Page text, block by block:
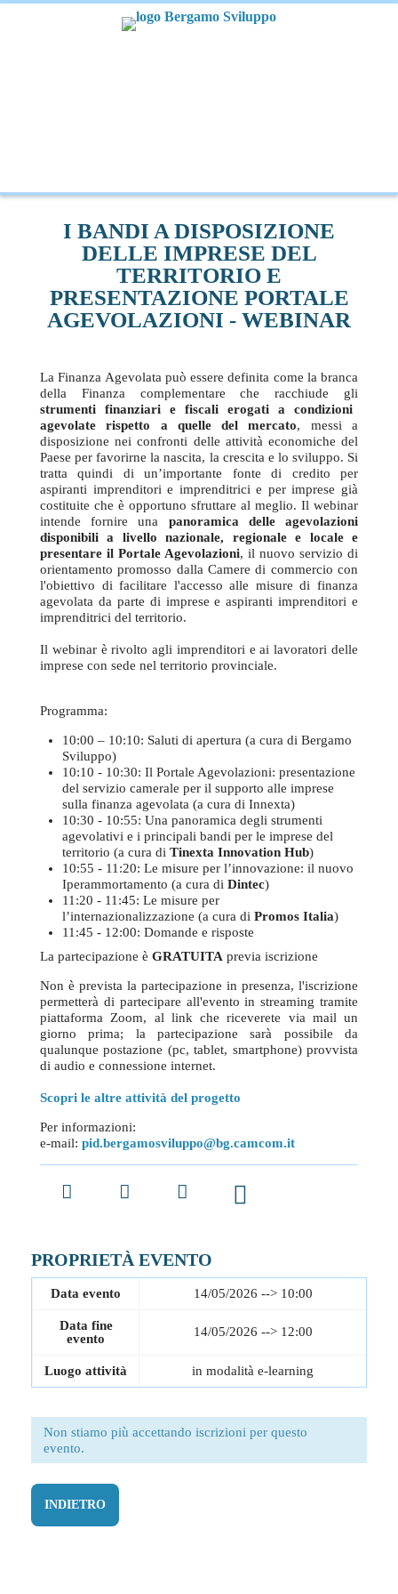
I BANDI A DISPOSIZIONE
DELLE IMPRESE DEL
TERRITORIO E
PRESENTAZIONE PORTALE
AGEVOLAZIONI - WEBINAR
La Finanza Agevolata può essere definita come la branca
della Finanza complementare che racchiude gli
strumenti finanziari e fiscali erogati a condizioni
agevolate rispetto a quelle del mercato, messi a
disposizione nei confronti delle attività economiche del
Paese per favorirne la nascita, la crescita e lo sviluppo. Si
tratta quindi di un’importante fonte di credito per
aspiranti imprenditori e imprenditrici e per imprese già
costituite che è opportuno sfruttare al meglio. Il webinar
intende fornire una panoramica delle agevolazioni
disponibili a livello nazionale, regionale e locale e
presentare il Portale Agevolazioni, il nuovo servizio di
orientamento promosso dalla Camere di commercio con
l'obiettivo di facilitare l'accesso alle misure di finanza
agevolata da parte di imprese e aspiranti imprenditori e
imprenditrici del territorio.
Il webinar è rivolto agli imprenditori e ai lavoratori delle
imprese con sede nel territorio provinciale.
Programma:
10:00 – 10:10: Saluti di apertura (a cura di Bergamo
Sviluppo)
10:10 - 10:30: Il Portale Agevolazioni: presentazione
del servizio camerale per il supporto alle imprese
sulla finanza agevolata (a cura di Innexta)
10:30 - 10:55: Una panoramica degli strumenti
agevolativi e i principali bandi per le imprese del
territorio (a cura di Tinexta Innovation Hub)
10:55 - 11:20: Le misure per l’innovazione: il nuovo
Iperammortamento (a cura di Dintec)
11:20 - 11:45: Le misure per
l’internazionalizzazione (a cura di Promos Italia)
11:45 - 12:00: Domande e risposte
La partecipazione è GRATUITA previa iscrizione
Non è prevista la partecipazione in presenza, l'iscrizione
permetterà di partecipare all'evento in streaming tramite
piattaforma Zoom, al link che riceverete via mail un
giorno prima; la partecipazione sarà possibile da
qualunque postazione (pc, tablet, smartphone) provvista
di audio e connessione internet.
Scopri le altre attività del progetto
Per informazioni:
e-mail: pid.bergamosviluppo@bg.camcom.it
Facebook Twitter LinkedIn
PROPRIETÀ EVENTO
Data evento 14/05/2026 --> 10:00
Data fine
evento
14/05/2026 --> 12:00
Luogo attività in modalità e-learning
Non stiamo più accettando iscrizioni per questo
evento.
INDIETRO